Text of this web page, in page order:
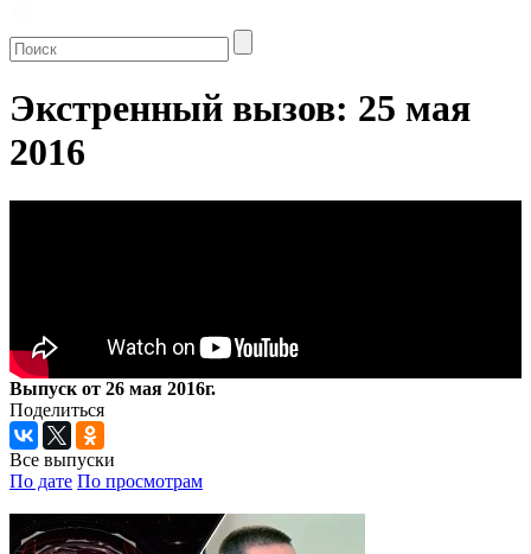
Экстренный вызов: 25 мая
2016
Выпуск от 26 мая 2016г.
Поделиться
Все выпуски
По дате По просмотрам